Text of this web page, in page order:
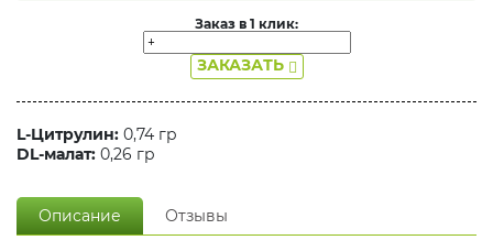
Заказ в 1 клик:
ЗАКАЗАТЬ
L-Цитрулин: 0,74 гр
DL-малат: 0,26 гр
Описание Отзывы